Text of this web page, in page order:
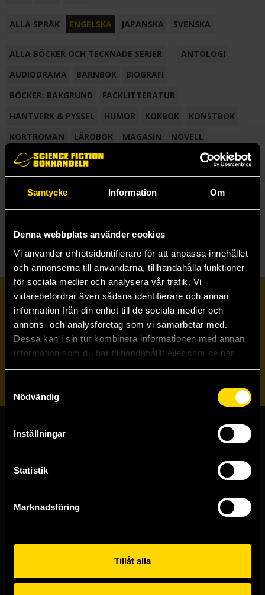
Samtycke Information Om
Denna webbplats använder cookies
Vi använder enhetsidentifierare för att anpassa innehållet
och annonserna till användarna, tillhandahålla funktioner
för sociala medier och analysera vår trafik. Vi
vidarebefordrar även sådana identifierare och annan
information från din enhet till de sociala medier och
annons- och analysföretag som vi samarbetar med.
Dessa kan i sin tur kombinera informationen med annan
information som du har tillhandahållit eller som de har
samlat in när du har använt deras tjänster.
Nödvändig
Inställningar
Statistik
Marknadsföring
Tillåt alla
ALLA SPRÅK ENGELSKA JAPANSKA SVENSKA
ALLA BÖCKER OCH TECKNADE SERIER
ANTOLOGI
AUDIODRAMA
BARNBOK
BIOGRAFI
BÖCKER: BAKGRUND
FACKLITTERATUR
HANTVERK & PYSSEL
HUMOR KOKBOK
KONSTBOK
KORTROMAN
LÄROBOK MAGASIN
NOVELL
NOVELLMAGASIN
NOVELLSAMLING
ROMAN
SAMLINGSVOLYM
TECKNA & MÅLA TECKNAD SERIE
T
Prenumerera på vårt nyhetsbrev
Veckobrevet
Skicka
Stockholmsbutiken
Södra Förstadsgatan 26
211 43 Malmö